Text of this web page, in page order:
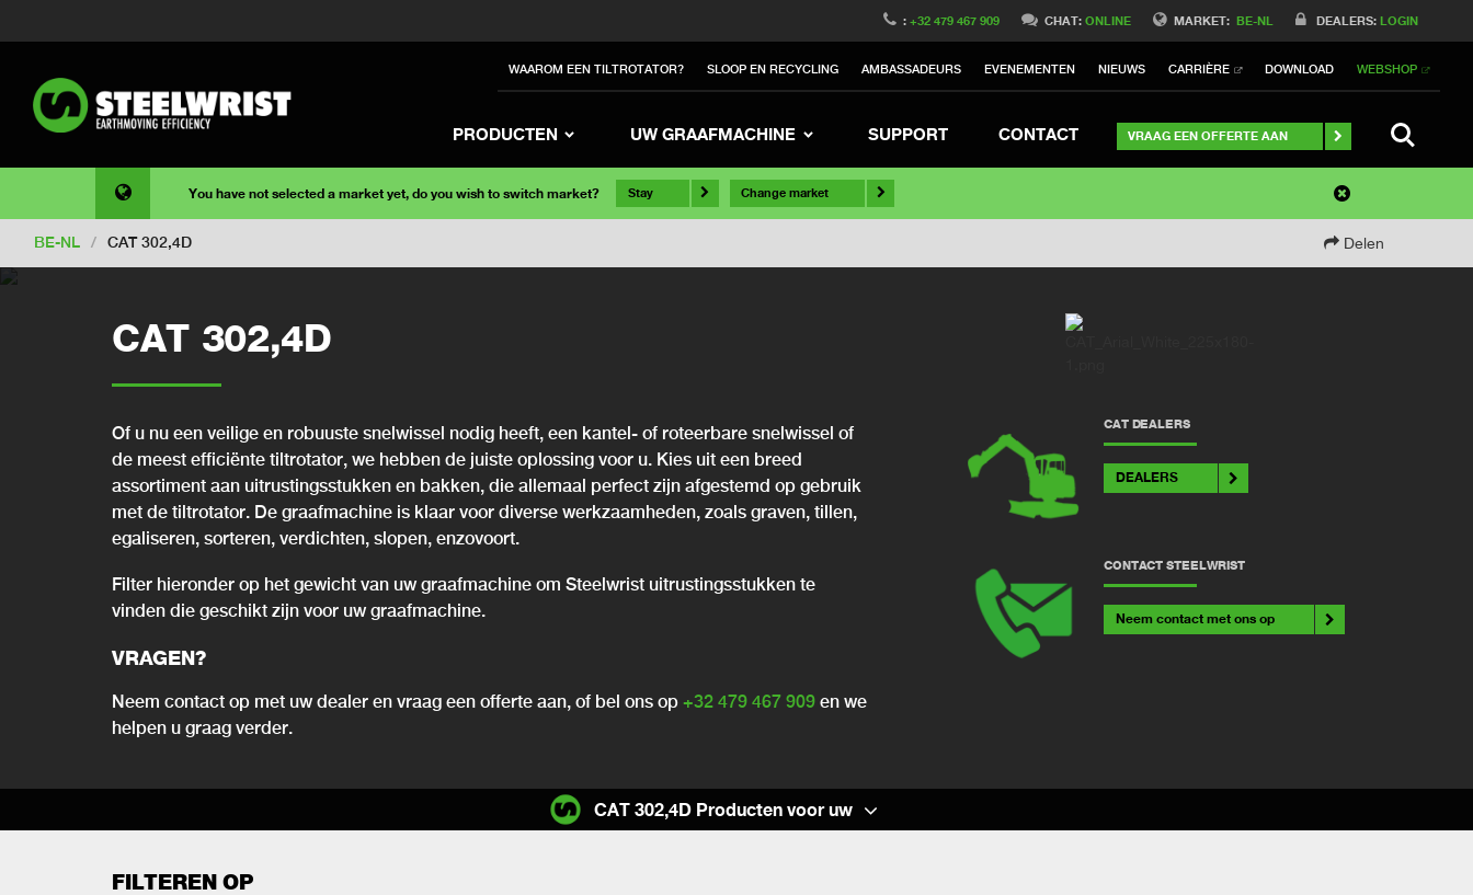
MARKET: BE-NL DEALERS: LOGIN
:+32 479 467 909 CHAT:ONLINE
WAAROM EEN TILTROTATOR? SLOOP EN RECYCLING AMBASSADEURS EVENEMENTEN NIEUWS CARRIÈRE DOWNLOAD WEBSHOP
PRODUCTEN UW GRAAFMACHINE SUPPORT CONTACT VRAAG EEN OFFERTE AAN
You have not selected a market yet, do you wish to switch market? Stay Change market
BE-NL / CAT 302,4D Delen
CAT 302,4D
Of u nu een veilige en robuuste snelwissel nodig heeft, een kantel- of roteerbare snelwissel of
de meest efficiënte tiltrotator, we hebben de juiste oplossing voor u. Kies uit een breed
assortiment aan uitrustingsstukken en bakken, die allemaal perfect zijn afgestemd op gebruik
met de tiltrotator. De graafmachine is klaar voor diverse werkzaamheden, zoals graven, tillen,
egaliseren, sorteren, verdichten, slopen, enzovoort.
Filter hieronder op het gewicht van uw graafmachine om Steelwrist uitrustingsstukken te
vinden die geschikt zijn voor uw graafmachine.
VRAGEN?
Neem contact op met uw dealer en vraag een offerte aan, of bel ons op +32 479 467 909 en we
helpen u graag verder.
CAT DEALERS
DEALERS
CONTACT STEELWRIST
Neem contact met ons op
FILTEREN OP
CAT 302,4D Producten voor uw